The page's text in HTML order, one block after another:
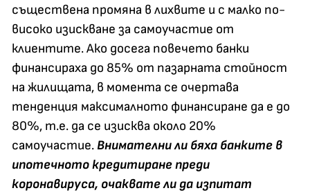
съществена промяна в лихвите и с малко по-
високо изискване за самоучастие от
клиентите. Ако досега повечето банки
финансираха до 85% от пазарната стойност
на жилищата, в момента се очертава
тенденция максималното финансиране да е до
80%, т.е. да се изисква около 20%
самоучастие. Внимателни ли бяха банките в
ипотечното кредитиране преди
коронавируса, очаквате ли да изпитат